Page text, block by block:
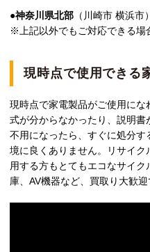
●神奈川県北部 （川崎市 横浜市）
※上記以外でもご対応できる場
現時点で使用できる
現時点で家電製品がご使用に
式が分からなかったり、説明
不用になったら、すぐに処分
境に良くありません。リサイク
用する方もとてもエコなサイ
庫、AV機器など、買取り大歓迎